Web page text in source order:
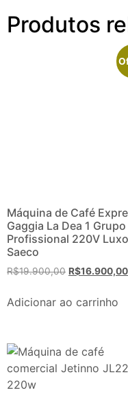
Produtos
Máquina de Café
Gaggia La Dea 1 Grupo
Profissional 220V
Saeco
R$19.900,00 R$16.900,00
Adicionar ao carrinho